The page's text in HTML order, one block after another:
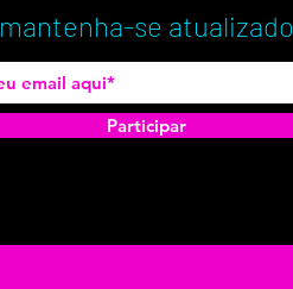
mantenha-se atualizado
Participar